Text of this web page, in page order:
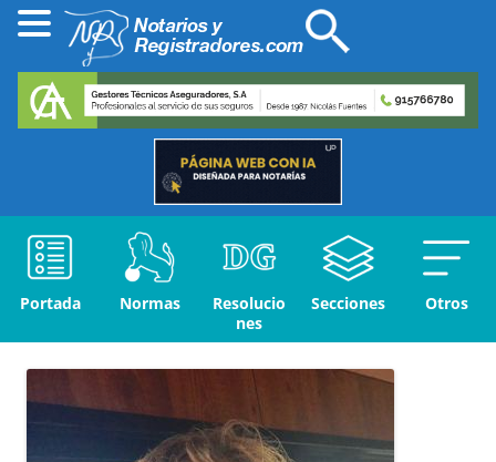
Portada Normas
Resolucio
nes
Secciones Otros